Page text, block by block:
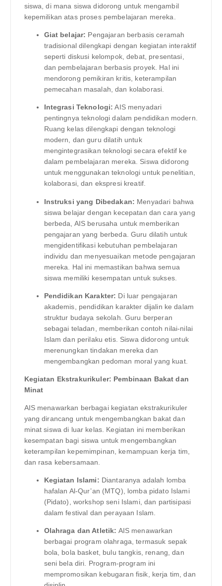
siswa, di mana siswa didorong untuk mengambil
kepemilikan atas proses pembelajaran mereka.
Giat belajar: Pengajaran berbasis ceramah
tradisional dilengkapi dengan kegiatan interaktif
seperti diskusi kelompok, debat, presentasi,
dan pembelajaran berbasis proyek. Hal ini
mendorong pemikiran kritis, keterampilan
pemecahan masalah, dan kolaborasi.
Integrasi Teknologi: AIS menyadari
pentingnya teknologi dalam pendidikan modern.
Ruang kelas dilengkapi dengan teknologi
modern, dan guru dilatih untuk
mengintegrasikan teknologi secara efektif ke
dalam pembelajaran mereka. Siswa didorong
untuk menggunakan teknologi untuk penelitian,
kolaborasi, dan ekspresi kreatif.
Instruksi yang Dibedakan: Menyadari bahwa
siswa belajar dengan kecepatan dan cara yang
berbeda, AIS berusaha untuk memberikan
pengajaran yang berbeda. Guru dilatih untuk
mengidentifikasi kebutuhan pembelajaran
individu dan menyesuaikan metode pengajaran
mereka. Hal ini memastikan bahwa semua
siswa memiliki kesempatan untuk sukses.
Pendidikan Karakter: Di luar pengajaran
akademis, pendidikan karakter dijalin ke dalam
struktur budaya sekolah. Guru berperan
sebagai teladan, memberikan contoh nilai-nilai
Islam dan perilaku etis. Siswa didorong untuk
merenungkan tindakan mereka dan
mengembangkan pedoman moral yang kuat.
Kegiatan Ekstrakurikuler: Pembinaan Bakat dan
Minat
AIS menawarkan berbagai kegiatan ekstrakurikuler
yang dirancang untuk mengembangkan bakat dan
minat siswa di luar kelas. Kegiatan ini memberikan
kesempatan bagi siswa untuk mengembangkan
keterampilan kepemimpinan, kemampuan kerja tim,
dan rasa kebersamaan.
Kegiatan Islami: Diantaranya adalah lomba
hafalan Al-Qur’an (MTQ), lomba pidato Islami
(Pidato), workshop seni Islami, dan partisipasi
dalam festival dan perayaan Islam.
Olahraga dan Atletik: AIS menawarkan
berbagai program olahraga, termasuk sepak
bola, bola basket, bulu tangkis, renang, dan
seni bela diri. Program-program ini
mempromosikan kebugaran fisik, kerja tim, dan